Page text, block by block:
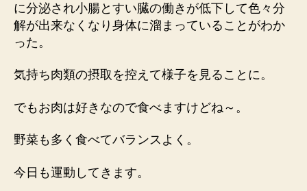
に分泌され小腸とすい臓の働きが低下して色々分
解が出来なくなり身体に溜まっていることがわか
った。
気持ち肉類の摂取を控えて様子を見ることに。
でもお肉は好きなので食べますけどね～。
野菜も多く食べてバランスよく。
今日も運動してきます。